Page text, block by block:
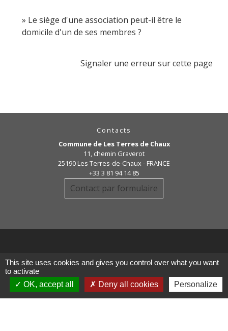
Le siège d'une association peut-il être le
domicile d'un de ses membres ?
Signaler une erreur sur cette page
Contacts
Commune de Les Terres de Chaux
11, chemin Graverot
25190 Les Terres-de-Chaux - FRANCE
+33 3 81 94 14 85
Contact par formulaire
Liens
COMMUNAUTE DE COMMUNE
This site uses cookies and gives you control over what you want
to activate
OK, accept all
Deny all cookies Personalize